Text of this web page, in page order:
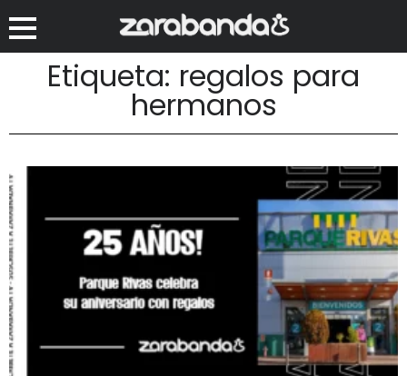
Etiqueta: regalos para
hermanos